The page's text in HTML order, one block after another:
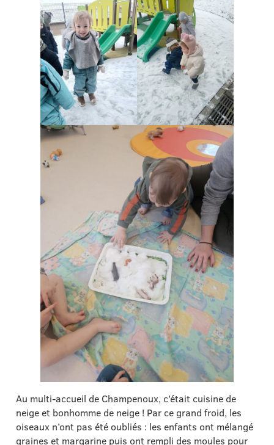
Au multi-accueil de Champenoux, c’était cuisine de
neige et bonhomme de neige ! Par ce grand froid, les
oiseaux n’ont pas été oubliés : les enfants ont mélangé
graines et margarine puis ont rempli des moules pour